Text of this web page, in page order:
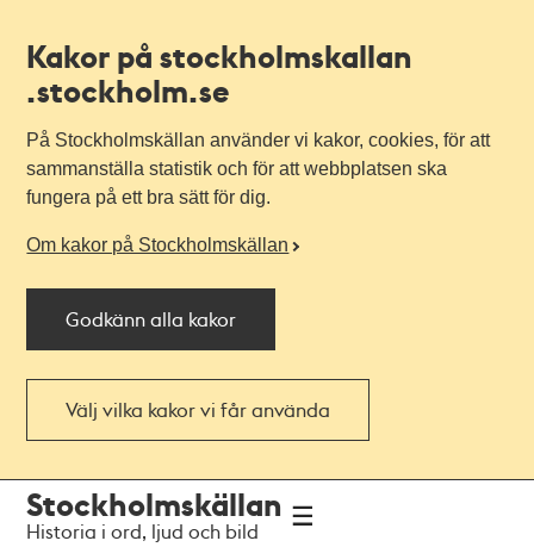
Kakor på stockholmskallan
.stockholm.se
På Stockholmskällan använder vi kakor, cookies, för att
sammanställa statistik och för att webbplatsen ska
fungera på ett bra sätt för dig.
Om kakor på Stockholmskällan
Godkänn alla kakor
Välj vilka kakor vi får använda
navigationen
huvudinnehållet
Stockholmskällan
Historia i ord, ljud och bild